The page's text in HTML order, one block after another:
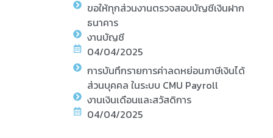
ขอให้ทุกส่วนงานตรวจสอบบัญชีเงินฝาก
ธนาคาร
งานบัญชี
04/04/2025
การบันทึกรายการค่าลดหย่อนภาษีเงินได้
ส่วนบุคคล ในระบบ CMU Payroll
งานเงินเดือนและสวัสดิการ
04/04/2025